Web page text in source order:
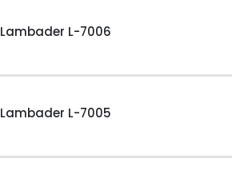
Lambader L-7006
Lambader L-7005